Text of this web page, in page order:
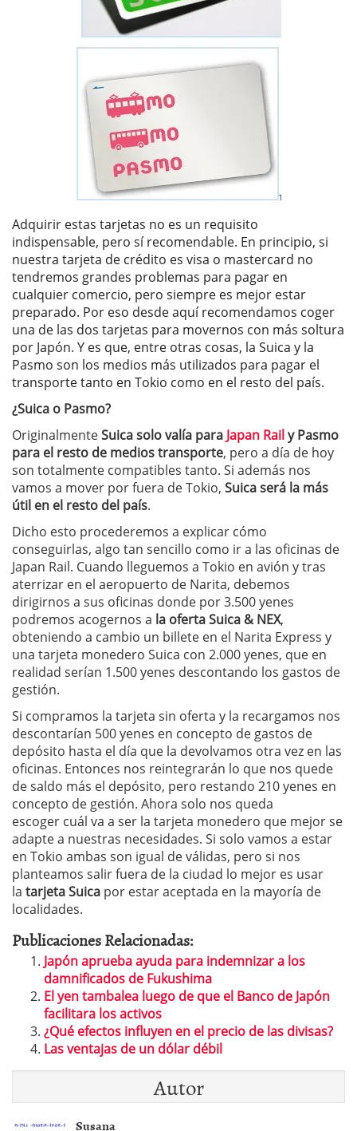
Adquirir estas tarjetas no es un requisito
indispensable, pero sí recomendable. En principio, si
nuestra tarjeta de crédito es visa o mastercard no
tendremos grandes problemas para pagar en
cualquier comercio, pero siempre es mejor estar
preparado. Por eso desde aquí recomendamos coger
una de las dos tarjetas para movernos con más soltura
por Japón. Y es que, entre otras cosas, la Suica y la
Pasmo son los medios más utilizados para pagar el
transporte tanto en Tokio como en el resto del país.
¿Suica o Pasmo?
OriginalmenteSuica solo valía para Japan Raily Pasmo
para el resto de medios transporte, pero a día de hoy
son totalmente compatibles tanto. Si además nos
vamos a mover por fuera de Tokio, Suica será la más
útil en el resto del país.
Dicho esto procederemos a explicar cómo
conseguirlas, algo tan sencillo como ir a las oficinas de
Japan Rail. Cuando lleguemos a Tokio en avión y tras
aterrizar en el aeropuerto de Narita, debemos
dirigirnos a sus oficinas donde por 3.500 yenes
podremos acogernos a la oferta Suica & NEX,
obteniendo a cambio un billete en el Narita Express y
una tarjeta monedero Suica con 2.000 yenes, que en
realidad serían 1.500 yenes descontando los gastos de
gestión.
Si compramos la tarjeta sin oferta y la recargamos nos
descontarían 500 yenes en concepto de gastos de
depósito hasta el día que la devolvamos otra vez en las
oficinas. Entonces nos reintegrarán lo que nos quede
de saldo más el depósito, pero restando 210 yenes en
concepto de gestión. Ahora solo nos queda
escoger cuál va a ser la tarjeta monedero que mejor se
adapte a nuestras necesidades. Si solo vamos a estar
en Tokio ambas son igual de válidas, pero si nos
planteamos salir fuera de la ciudad lo mejor es usar
la tarjeta Suica por estar aceptada en la mayoría de
localidades.
Publicaciones Relacionadas:
Japón aprueba ayuda para indemnizar a los
damnificados de Fukushima
El yen tambalea luego de que el Banco de Japón
facilitara los activos
¿Qué efectos influyen en el precio de las divisas?
Las ventajas de un dólar débil
Autor
Susana